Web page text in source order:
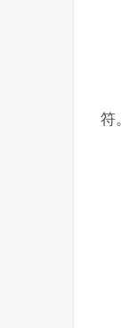
符。